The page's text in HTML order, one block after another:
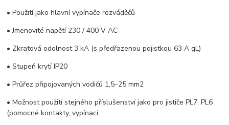
• Použití jako hlavní vypínače rozváděčů
• Jmenovité napětí 230 / 400 V AC
• Zkratová odolnost 3 kA (s předřazenou pojistkou 63 A gL)
• Stupeň krytí IP20
• Průřez připojovaných vodičů 1,5–25 mm2
• Možnost použití stejného příslušenství jako pro jističe PL7, PL6
(pomocné kontakty, vypínací